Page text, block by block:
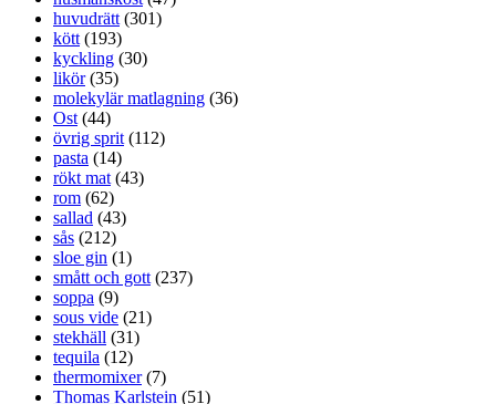
huvudrätt (301)
kött (193)
kyckling (30)
likör(35)
molekylär matlagning (36)
Ost (44)
övrig sprit (112)
pasta (14)
rökt mat (43)
rom (62)
sallad (43)
sås (212)
sloe gin (1)
smått och gott (237)
soppa (9)
sous vide (21)
stekhäll (31)
tequila (12)
thermomixer(7)
Thomas Karlstein (51)